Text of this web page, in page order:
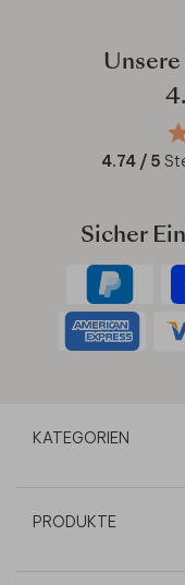
4.74 / 5
Sicher
KATEGORIEN
PRODUKTE